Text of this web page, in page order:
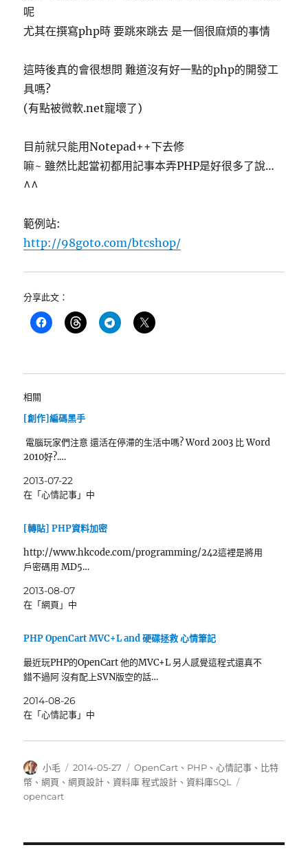
呢
尤其在撰寫php時 要跳來跳去 是一個很麻煩的事情
這時後真的會很想問 難道沒有好一點的php的開發工
具嗎?
(有點被微軟.net寵壞了)
目前就只能用Notepad++下去修
嘛~ 雖然比起當初都用記事本弄PHP是好很多了說…
^^
範例站:
http://98goto.com/btcshop/
分享此文：
相關
[創作]編碼黑手
電腦玩家們注意 還活在停滯的生活中嗎? Word 2003 比 Word
2010好?.…
2013-07-22
在「心情記事」中
[轉貼] PHP資料加密
http://www.hkcode.com/programming/242這裡是將用
戶密碼用 MD5…
2013-08-07
在「網頁」中
PHP OpenCart MVC+L and 硬碟拯救 心情筆記
最近玩PHP的OpenCart 他的MVC+L 另人感覺這程式還真不
錯不過阿 沒有配上SVN版空的話…
2014-08-26
在「心情記事」中
作
者
小毛
發
佈
2014-05-27
分
類
OpenCart 、 PHP 、 心情記事 、 比特
幣 、網頁 、網頁設計 、資料庫 程式設計 、資料庫SQL
opencart